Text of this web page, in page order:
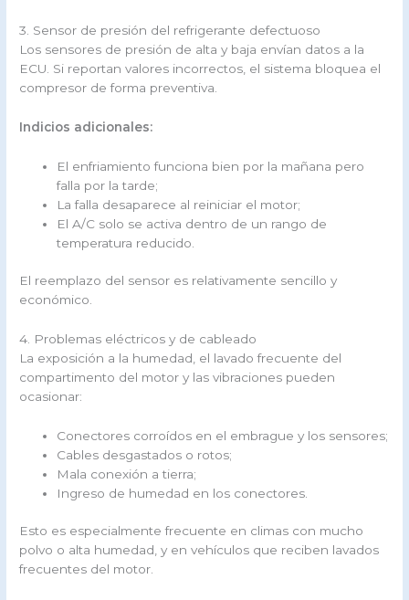
3. Sensor de presión del refrigerante defectuoso
Los sensores de presión de alta y baja envían datos a la
ECU. Si reportan valores incorrectos, el sistema bloquea el
compresor de forma preventiva.
Indicios adicionales:
El enfriamiento funciona bien por la mañana pero
falla por la tarde;
La falla desaparece al reiniciar el motor;
El A/C solo se activa dentro de un rango de
temperatura reducido.
El reemplazo del sensor es relativamente sencillo y
económico.
4. Problemas eléctricos y de cableado
La exposición a la humedad, el lavado frecuente del
compartimento del motor y las vibraciones pueden
ocasionar:
Conectores corroídos en el embrague y los sensores;
Cables desgastados o rotos;
Mala conexión a tierra;
Ingreso de humedad en los conectores.
Esto es especialmente frecuente en climas con mucho
polvo o alta humedad, y en vehículos que reciben lavados
frecuentes del motor.